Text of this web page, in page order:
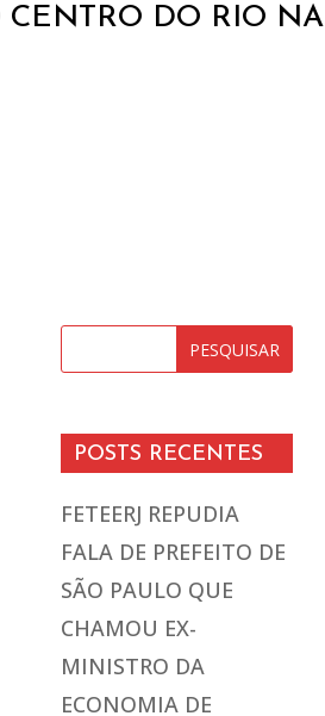
CENTRO DO RIO NA
POSTS RECENTES
FETEERJ REPUDIA
FALA DE PREFEITO DE
SÃO PAULO QUE
CHAMOU EX-
MINISTRO DA
ECONOMIA DE